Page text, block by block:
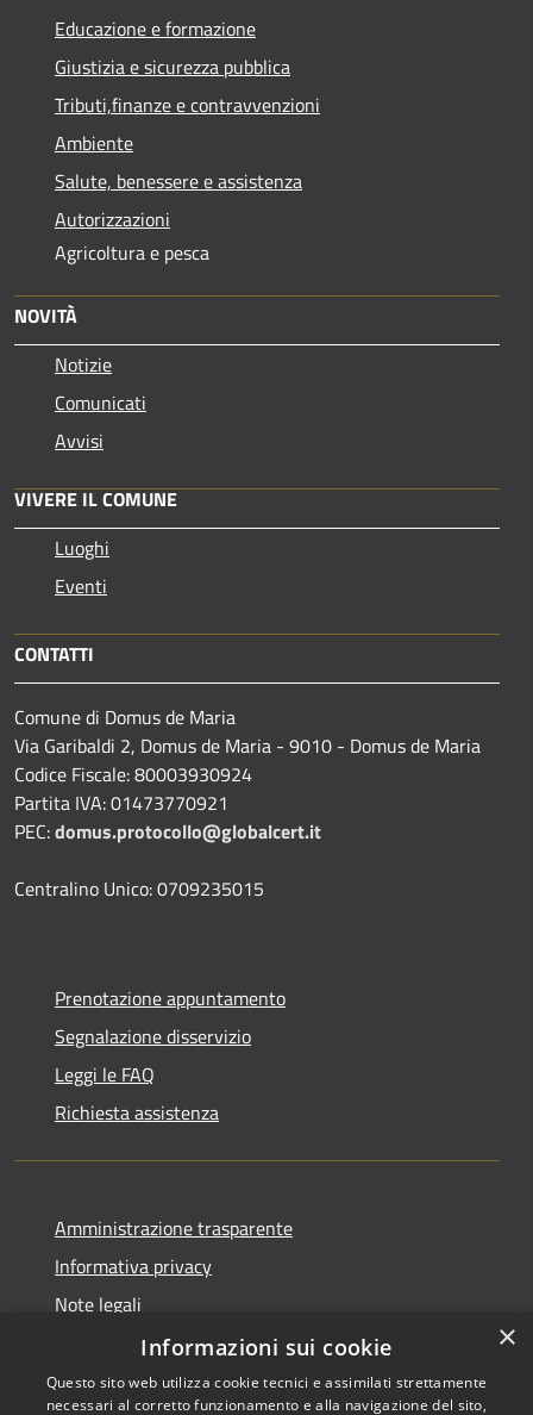
Educazione e formazione
Giustizia e sicurezza pubblica
Tributi,finanze e contravvenzioni
Ambiente
Salute, benessere e assistenza
Autorizzazioni
Agricoltura e pesca
NOVITÀ
Notizie
Comunicati
Avvisi
VIVERE IL COMUNE
Luoghi
Eventi
CONTATTI
Comune di Domus de Maria
Via Garibaldi 2, Domus de Maria - 9010 - Domus de Maria
Codice Fiscale: 80003930924
Partita IVA: 01473770921
PEC:domus.protocollo@globalcert.it
Centralino Unico: 0709235015
Prenotazione appuntamento
Segnalazione disservizio
Leggi le FAQ
Richiesta assistenza
Amministrazione trasparente
Informativa privacy
Note legali
Dichiarazione di accessibilità
×
Informazioni sui cookie
Questo sito web utilizza cookie tecnici e assimilati strettamente
necessari al corretto funzionamento e alla navigazione del sito,